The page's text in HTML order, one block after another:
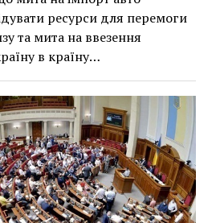
ресурси для перемоги
та мита на ввезення
в країну…